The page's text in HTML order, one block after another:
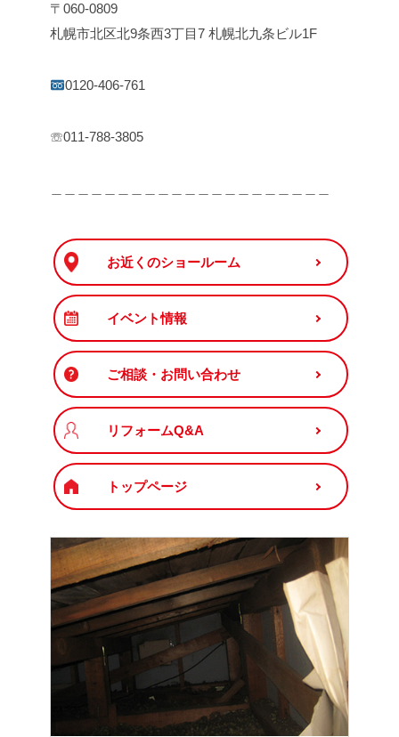
〒060-0809
札幌市北区北9条西3丁目7 札幌北九条ビル1F
0120-406-761
☏011-788-3805
お近くのショールーム
イベント情報
ご相談・お問い合わせ
リフォームQ&A
トップページ